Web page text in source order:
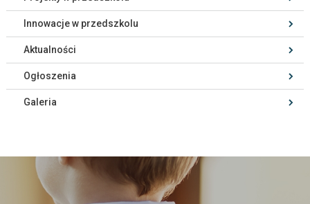
Innowacje w przedszkolu
Aktualności
Ogłoszenia
Galeria